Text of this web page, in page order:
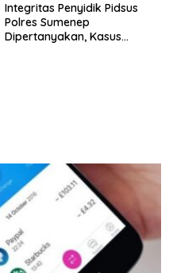
Integritas Penyidik Pidsus
Polres Sumenep
Dipertanyakan, Kasus